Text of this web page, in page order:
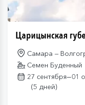
Царицынская
Самара —
Семен Буденный
27 сентября—01
(5 дней)